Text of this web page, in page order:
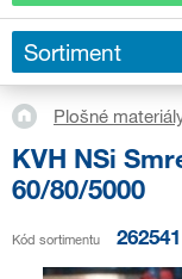
Sortiment
Plošné
KVH NSi
60/80/5000
Kód sortimentu 262541